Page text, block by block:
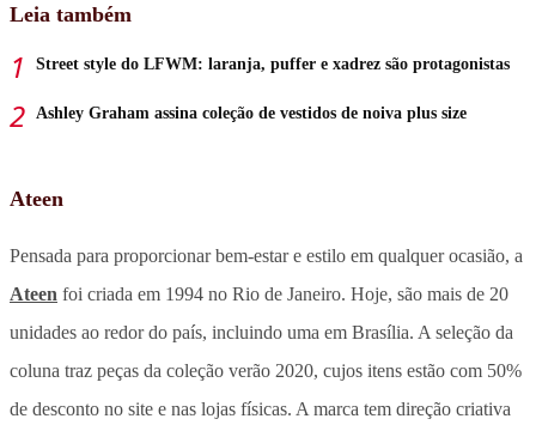
Leia também
Street style do LFWM: laranja, puffer e xadrez são protagonistas
Ashley Graham assina coleção de vestidos de noiva plus size
Ateen
Pensada para proporcionar bem-estar e estilo em qualquer ocasião, a
Ateen foi criada em 1994 no Rio de Janeiro. Hoje, são mais de 20
unidades ao redor do país, incluindo uma em Brasília. A seleção da
coluna traz peças da coleção verão 2020, cujos itens estão com 50%
de desconto no site e nas lojas físicas. A marca tem direção criativa